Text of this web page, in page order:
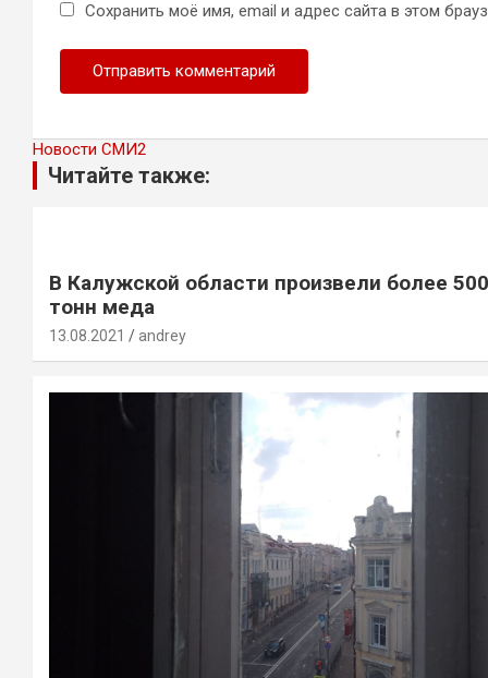
Сохранить моё имя, email и адрес сайта в этом
Новости СМИ2
Читайте также:
В Калужской области произвели более 500
тонн меда
13.08.2021 andrey